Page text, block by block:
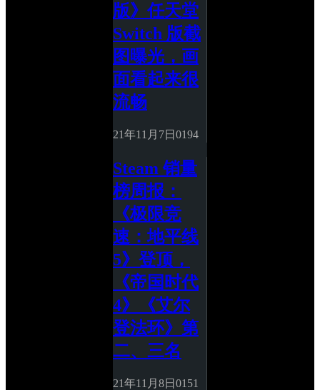
版》任天堂
Switch 版截
图曝光，画
面看起来很
流畅
21年11月7日 0194
Steam 销量
榜周报：
《极限竞
速：地平线
5》登顶，
《帝国时代
4》《艾尔
登法环》第
二、三名
21年11月8日 0151